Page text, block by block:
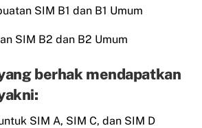
SIM B1 dan B1 Umum
SIM B2 dan B2 Umum
berhak mendapatkan
SIM A, SIM C, dan SIM D